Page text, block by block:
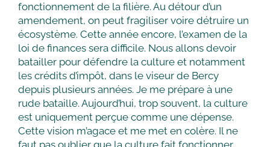
fonctionnement de la filière. Au détour d’un
amendement, on peut fragiliser voire détruire un
écosystème. Cette année encore, l’examen de la
loi de finances sera difficile. Nous allons devoir
batailler pour défendre la culture et notamment
les crédits d’impôt, dans le viseur de Bercy
depuis plusieurs années. Je me prépare à une
rude bataille. Aujourd’hui, trop souvent, la culture
est uniquement perçue comme une dépense.
Cette vision m’agace et me met en colère. Il ne